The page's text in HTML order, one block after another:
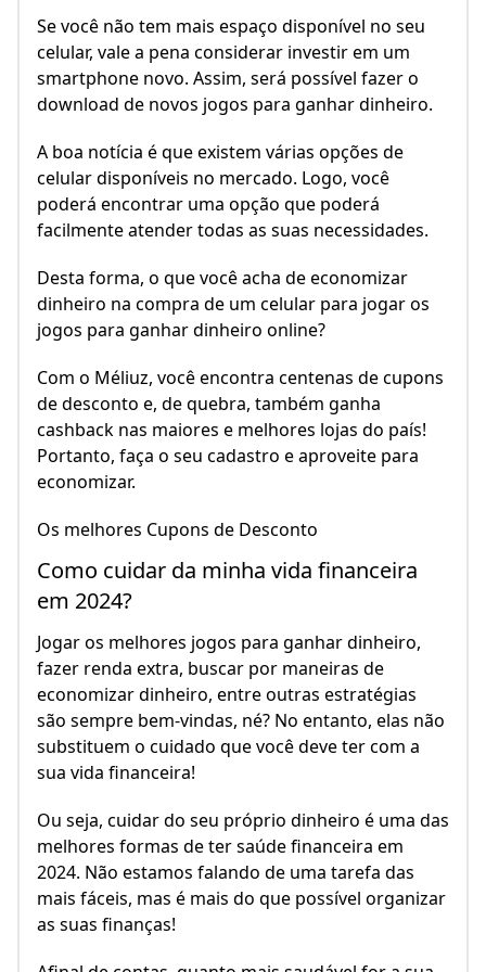
Se você não tem mais espaço disponível no seu
celular, vale a pena considerar investir em um
smartphone novo. Assim, será possível fazer o
download de novos jogos para ganhar dinheiro.
A boa notícia é que existem várias opções de
celular disponíveis no mercado. Logo, você
poderá encontrar uma opção que poderá
facilmente atender todas as suas necessidades.
Desta forma, o que você acha de economizar
dinheiro na compra de um celular para jogar os
jogos para ganhar dinheiro online?
Com o Méliuz, você encontra centenas de cupons
de desconto e, de quebra, também ganha
cashback nas maiores e melhores lojas do país!
Portanto, faça o seu cadastro e aproveite para
economizar.
Os melhores Cupons de Desconto
Como cuidar da minha vida financeira
em 2024?
Jogar os melhores jogos para ganhar dinheiro,
fazer renda extra, buscar por maneiras de
economizar dinheiro, entre outras estratégias
são sempre bem-vindas, né? No entanto, elas não
substituem o cuidado que você deve ter com a
sua vida financeira!
Ou seja, cuidar do seu próprio dinheiro é uma das
melhores formas de ter saúde financeira em
2024. Não estamos falando de uma tarefa das
mais fáceis, mas é mais do que possível organizar
as suas finanças!